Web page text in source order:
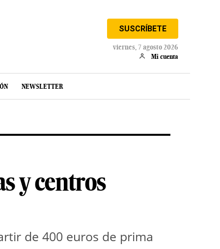
SUSCRÍBETE
viernes, 7 agosto 2026
Mi cuenta
NEWSLETTER
y centros
de 400 euros de prima